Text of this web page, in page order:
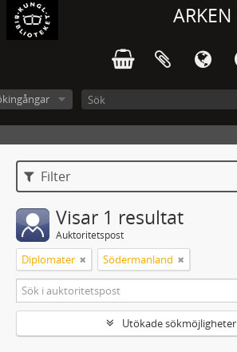
ARKEN
Filter
Visar 1 resultat
Auktoritetspost
Diplomater Södermanland
Utökade sökmöjligheter